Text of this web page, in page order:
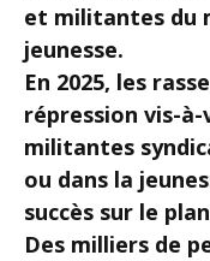
et militantes du
jeunesse.
En 2025, les
répression vis-
militantes
ou dans la
succès sur le
Des milliers de